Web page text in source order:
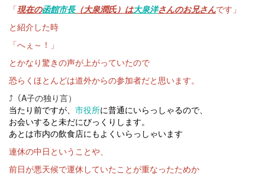
「現在の函館市長（大泉潤氏）は大泉洋さんのお兄さんです」
と紹介した時
「へぇ～！」
とかなり驚きの声が上がっていたので
恐らくほとんどは道外からの参加者だと思います。
⤴（A子の独り言）
当たり前ですが、 市役所に普通にいらっしゃるので、
お会いすると未だにびっくりします。
あとは市内の飲食店にもよくいらっしゃいます
連休の中日ということや、
前日が悪天候で運休していたことが重なったためか